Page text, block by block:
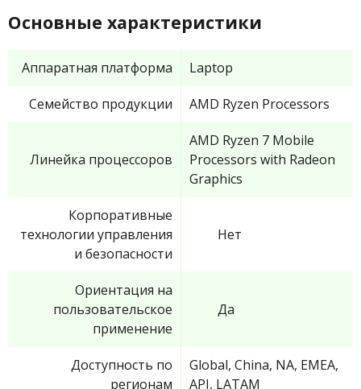
Основные характеристики
Аппаратная платформа Laptop
Семейство продукции AMD Ryzen Processors
Линейка процессоров
AMD Ryzen 7 Mobile
Processors with Radeon
Graphics
Корпоративные
технологии управления
и безопасности
Нет
Ориентация на
пользовательское
применение
Да
Доступность по
регионам
Global, China, NA, EMEA,
APJ, LATAM